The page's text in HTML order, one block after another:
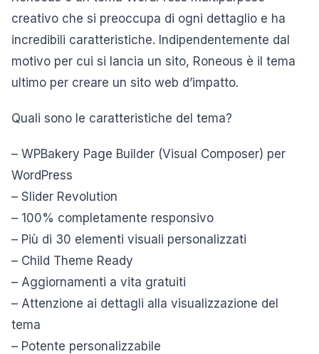
creativo che si preoccupa di ogni dettaglio e ha
incredibili caratteristiche. Indipendentemente dal
motivo per cui si lancia un sito, Roneous è il tema
ultimo per creare un sito web d’impatto.
Quali sono le caratteristiche del tema?
– WPBakery Page Builder (Visual Composer) per
WordPress
– Slider Revolution
– 100% completamente responsivo
– Più di 30 elementi visuali personalizzati
– Child Theme Ready
– Aggiornamenti a vita gratuiti
– Attenzione ai dettagli alla visualizzazione del
tema
– Potente personalizzabile